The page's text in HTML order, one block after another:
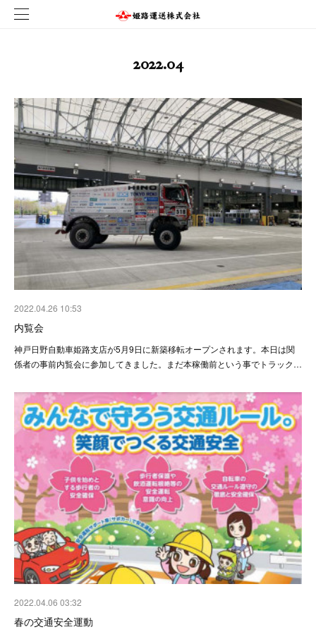
2022.04
2022.04.26 10:53
内覧会
神戸日野自動車姫路支店が5月9日に新築移転オープンされます。本日は関
係者の事前内覧会に参加してきました。まだ本稼働前という事でトラック…
2022.04.06 03:32
春の交通安全運動